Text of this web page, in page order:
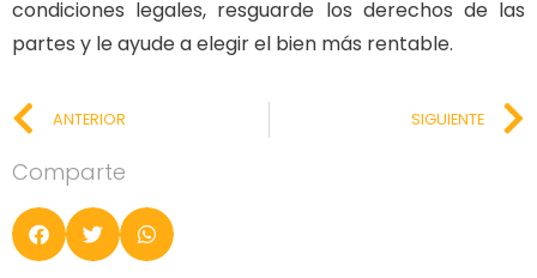
condiciones legales, resguarde los derechos de las
partes y le ayude a elegir el bien más rentable.
ANTERIOR SIGUIENTE
Comparte